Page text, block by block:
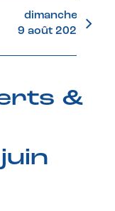
dimanche
9 août 2026
&